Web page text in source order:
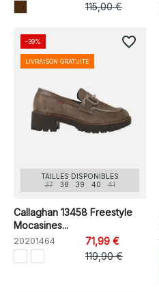
115,00 €
TAILLES DISPONIBLES
37
38 39 40 41
Callaghan 13458 Freestyle
Mocasines...
20201464
71,99 €
119,90 €
-39%
LIVRAISON GRATUITE
favorite_border